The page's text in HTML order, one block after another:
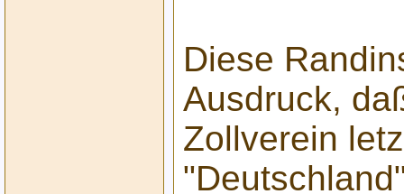
Diese
Ausdruck,
Zollverein